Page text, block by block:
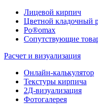
Лицевой кирпич
Цветной кладочный
Po®omax
Сопутствующие
Расчет и визуализация
Онлайн-калькулятор
Текстуры кирпича
2Д-визуализация
Фотогалерея